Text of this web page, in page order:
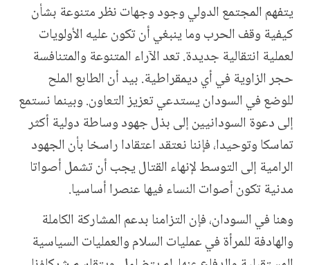
يتفهم المجتمع الدولي وجود وجهات نظر متنوعة بشأن
كيفية وقف الحرب وما ينبغي أن تكون عليه الأولويات
لعملية انتقالية جديدة. تعد الآراء المتنوعة والمتنافسة
حجر الزاوية في أي ديمقراطية. بيد أن الطابع الملح
للوضع في السودان يستدعي تعزيز التعاون. وبينما نستمع
إلى دعوة السودانيين إلى بذل جهود وساطة دولية أكثر
تماسكا وتوحيدا، فإننا نعتقد اعتقادا راسخا بأن الجهود
الرامية إلى التوسط لإنهاء القتال يجب أن تشمل أصواتا
مدنية تكون أصوات النساء فيها عنصرا أساسيا.
وهنا في السودان، فإن التزامنا بدعم المشاركة الكاملة
والهادفة للمرأة في عمليات السلام والعمليات السياسية